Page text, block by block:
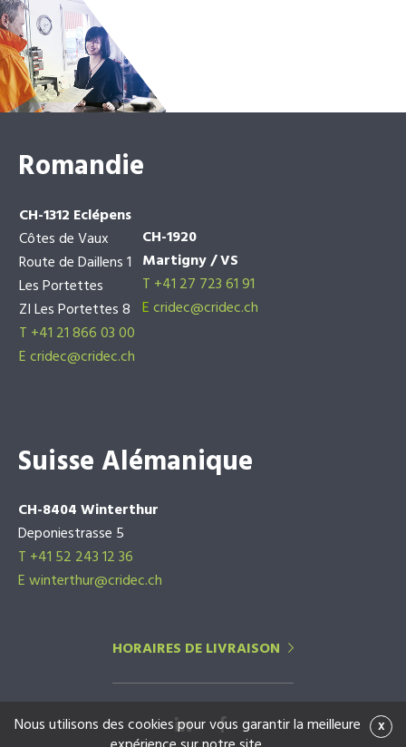
Romandie
CH-1312 Eclépens
Côtes de Vaux
Route de Daillens 1
Les Portettes
ZI Les Portettes 8
T +41 21 866 03 00
Ecridec@cridec.ch
CH-1920
Martigny / VS
T +41 27 723 61 91
Ecridec@cridec.ch
Suisse Alémanique
CH-8404 Winterthur
Deponiestrasse 5
T +41 52 243 12 36
E winterthur@cridec.ch
HORAIRES DE LIVRAISON
x
Nous utilisons des cookies pour vous garantir la meilleure